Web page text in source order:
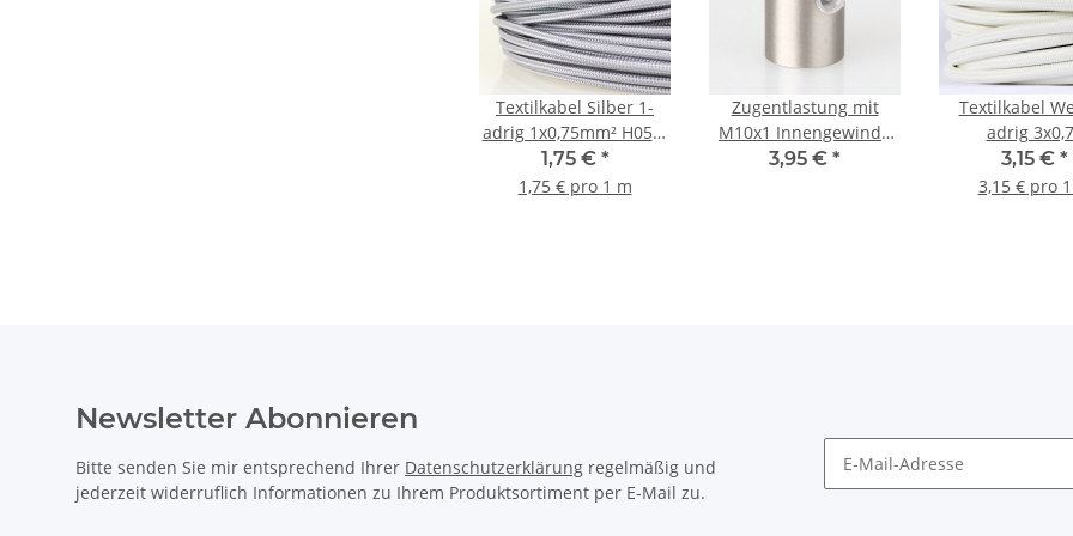
Textilkabel Silber 1-
adrig 1x0,75mm² H05V-
K Einzeladerleitung
1,75 € *
1,75 € pro 1 m
Zugentlastung mit
M10x1 Innengewinde
für Kabel 13x17mm
3,95 € *
Textilkabel
adrig
0,75
3,15 € *
3,15 € pro
Newsletter Abonnieren
Bitte senden Sie mir entsprechend Ihrer Datenschutzerklärung regelmäßig und
jederzeit widerruflich Informationen zu Ihrem Produktsortiment per E-Mail zu.